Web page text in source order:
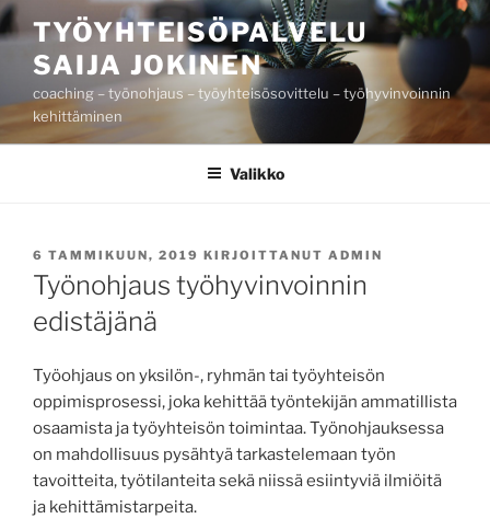
Siirry
sisältöönTYÖYHTEISÖPALVELU
SAIJA JOKINEN
coaching – työnohjaus – työyhteisösovittelu – työhyvinvoinnin
kehittäminen
Valikko
JULKAISTU
6 TAMMIKUUN, 2019 KIRJOITTANUT ADMIN
Työnohjaus työhyvinvoinnin
edistäjänä
Työohjaus on yksilön-, ryhmän tai työyhteisön
oppimisprosessi, joka kehittää työntekijän ammatillista
osaamista ja työyhteisön toimintaa. Työnohjauksessa
on mahdollisuus pysähtyä tarkastelemaan työn
tavoitteita, työtilanteita sekä niissä esiintyviä ilmiöitä
ja kehittämistarpeita.